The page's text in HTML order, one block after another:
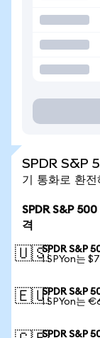
SPDR S&P
기 통화로 환전
SPDR S&P
격
🇺🇸SPDR S&P
1 SPYon는
🇪🇺SPDR S&P
1 SPYon는
SPDR S&P